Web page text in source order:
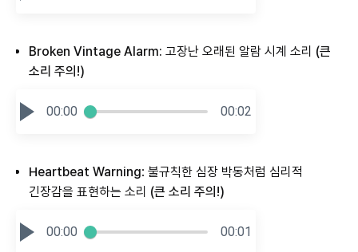
Broken Vintage Alarm: 고장난 오래된 알람 시계 소리 (큰
소리 주의!)
00:00 00:02
Heartbeat Warning: 불규칙한 심장 박동처럼 심리적
긴장감을 표현하는 소리 (큰 소리 주의!)
00:00 00:01